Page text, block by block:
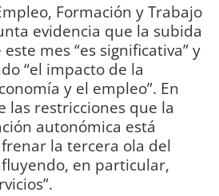
Formación y Trabajo
evidencia que la subida
mes “es significativa” y
“el impacto de la
y el empleo”. En
las restricciones que la
autonómica está
la tercera ola del
en particular,